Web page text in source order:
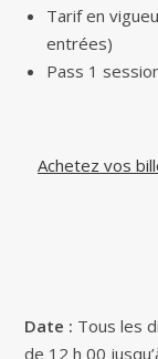
Tarif en
entrées)
Pass 1
Achetez vos
Date : Tous les
de 12 h 00